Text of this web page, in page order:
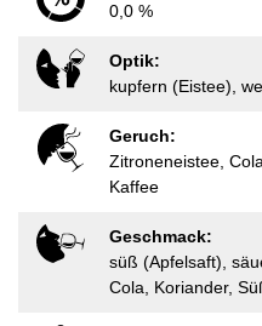
0,0 %
Optik:
kupfern (Eistee),
Geruch:
Zitroneneistee,
Kaffee
Geschmack:
süß (Apfelsaft),
Cola, Koriander,